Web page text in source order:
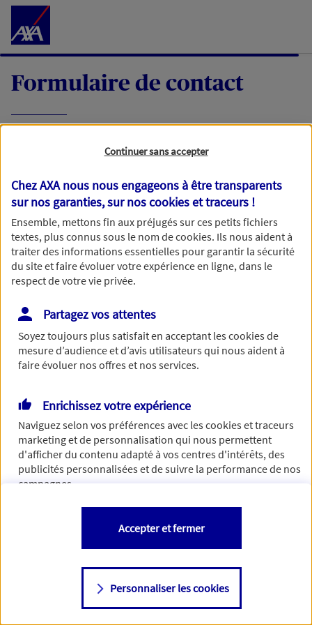
Accéder au Contenu
Formulaire de contact
demande, nous vous répondrons dans les
meilleurs délais par mail ou par téléphone.
Votre message :
Vous disposez de droits sur les informations vous concernant. Pour
plus d’informations,cliquez ici.
Continuer sans accepter
Chez AXA nous nous engageons à être transparents
sur nos garanties, sur noscookies et traceurs !
Ensemble, mettons fin aux préjugés sur ces petits fichiers
textes, plus connus sous le nom decookies. Ils nous aident à
traiter des informations essentielles pour garantir la sécurité
du site et faire évoluer votre expérience en ligne, dans le
respect de votre vie privée.
Partagez vos attentes
Soyez toujours plus satisfait en acceptant lescookiesde
mesure d’audience et d’avis utilisateurs qui nous aident à
faire évoluer nos offres et nos services.
Enrichissez votre expérience
Naviguez selon vos préférences avec lescookies et traceurs
marketing et de personnalisation qui nous permettent
d'afficher du contenu adapté à vos centres d'intérêts, des
publicités personnalisées et de suivre la performance de nos
campagnes.
Vous êtes libre de les accepter, de les refuser comme de
changer d'avis à tout moment en allant sur
Consulter notre politique decookies
Personnaliser les cookies
Accepter et fermer